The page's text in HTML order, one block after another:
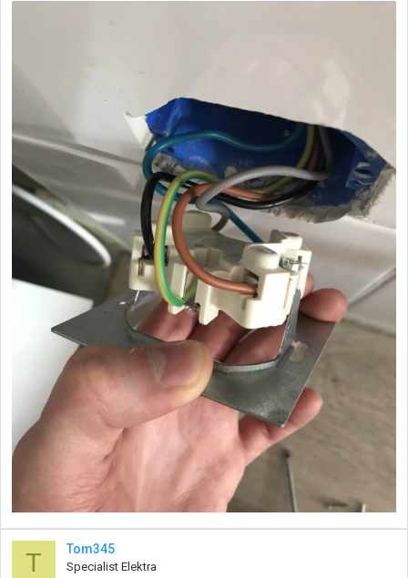
T Tom345
Specialist Elektra